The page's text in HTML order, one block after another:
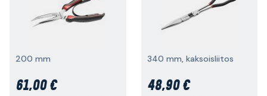
200 mm
61,00 €
340 mm, kaksoisliitos
48,90 €